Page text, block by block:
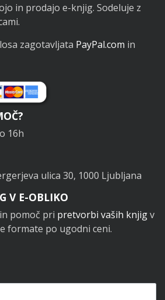
in prodajo e-knjig. Sodeluje z
zagotavljata PayPal.com in
16h
ulica 30, 1000 Ljubljana
V E-OBLIKO
pomoč pri pretvorbi vaših knjigv
formate po ugodni ceni.